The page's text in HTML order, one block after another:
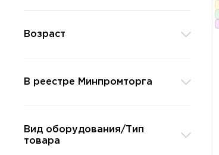
Возраст
В реестре Минпромторга
Вид оборудования/Тип
товара